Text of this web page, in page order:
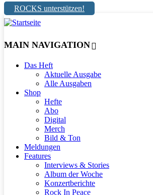
ROCKS unterstützen!
MAIN NAVIGATION
Das Heft
Aktuelle Ausgabe
Alle Ausgaben
Shop
Hefte
Abo
Digital
Merch
Bild & Ton
Meldungen
Features
Interviews & Stories
Album der Woche
Konzertberichte
Rock In Peace